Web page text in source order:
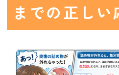
までの正しい